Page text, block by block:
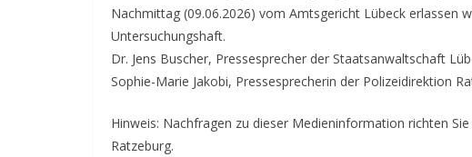
Nachmittag (09.06.2026) vom Amtsgericht Lübeck erlassen
Untersuchungshaft.
Dr. Jens Buscher, Pressesprecher der Staatsanwaltschaft
Sophie-Marie Jakobi, Pressesprecherin der Polizeidirektion
Hinweis: Nachfragen zu dieser Medieninformation richten
Ratzeburg.